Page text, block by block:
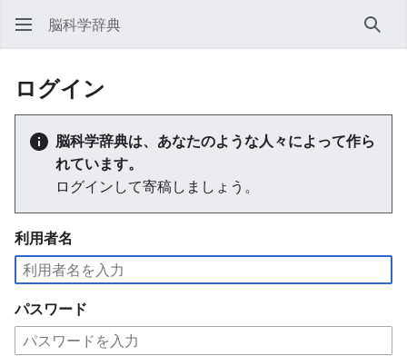
脳科学辞典 検索
ログイン
脳科学辞典は、あなたのような人々によって作ら
れています。
ログインして寄稿しましょう。
利用者名
パスワード